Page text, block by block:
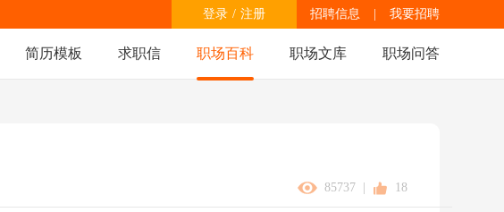
招聘信息 我要招聘
登录 / 注册
简历模板 求职信 职场百科 职场文库 职场问答
85737 18